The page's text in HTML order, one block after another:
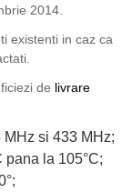
2014.
existenti in caz ca
de livrare
si 433 MHz;
pana la 105°C;